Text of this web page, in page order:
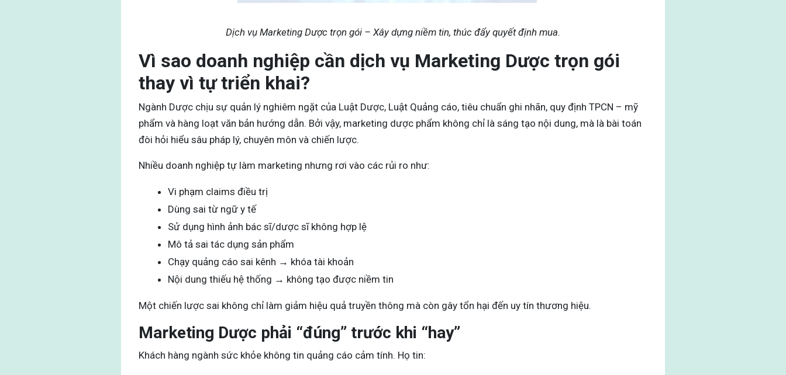
Dịch vụ Marketing Dược trọn gói – Xây dựng niềm tin, thúc đẩy quyết định mua.
Vì sao doanh nghiệp cần dịch vụ Marketing Dược trọn gói
thay vì tự triển khai?
Ngành Dược chịu sự quản lý nghiêm ngặt của Luật Dược, Luật Quảng cáo, tiêu chuẩn ghi nhãn, quy định TPCN – mỹ
phẩm và hàng loạt văn bản hướng dẫn. Bởi vậy, marketing dược phẩm không chỉ là sáng tạo nội dung, mà là bài toán
đòi hỏi hiểu sâu pháp lý, chuyên môn và chiến lược.
Nhiều doanh nghiệp tự làm marketing nhưng rơi vào các rủi ro như:
Vi phạm claims điều trị
Dùng sai từ ngữ y tế
Sử dụng hình ảnh bác sĩ/dược sĩ không hợp lệ
Mô tả sai tác dụng sản phẩm
Chạy quảng cáo sai kênh → khóa tài khoản
Nội dung thiếu hệ thống → không tạo được niềm tin
Một chiến lược sai không chỉ làm giảm hiệu quả truyền thông mà còn gây tổn hại đến uy tín thương hiệu.
Marketing Dược phải “đúng” trước khi “hay”
Khách hàng ngành sức khỏe không tin quảng cáo cảm tính. Họ tin: